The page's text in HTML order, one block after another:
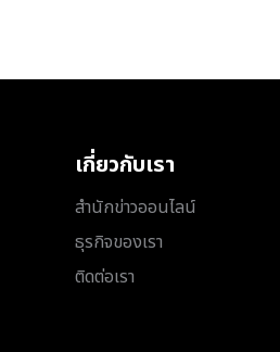
เกี่ยวกับเรา
สำนักข่าวออนไลน์
ธุรกิจของเรา
ติดต่อเรา